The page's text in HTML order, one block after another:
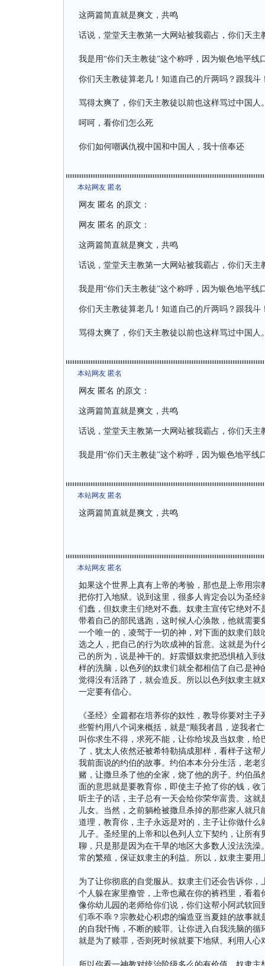
这两篇简直就是爽文，共鸣
话说，堂堂天主教第一大网站被我霸占，你们天主
我是用“你们天主教徒”这个称呼，因为银色地平线
你们天主教徒算老几！知道自己的斤两吗？跟我斗
骂得太爽了，你们天主教徒以前也这样骂过中国人
呵呵，看你们怎么死
你们如何嘲讽仇视中国和中国人，我十倍奉还
本站网友 匿名
网友 匿名 的原文：
网友 匿名 的原文：
这两篇简直就是爽文，共鸣
话说，堂堂天主教第一大网站被我霸占，你们天主
我是用“你们天主教徒”这个称呼，因为银色地平线
你们天主教徒算老几！知道自己的斤两吗？跟我斗
骂得太爽了，你们天主教徒以前也这样骂过中国人
本站网友 匿名
网友 匿名 的原文：
这两篇简直就是爽文，共鸣
话说，堂堂天主教第一大网站被我霸占，你们天主
我是用“你们天主教徒”这个称呼，因为银色地平线
本站网友 匿名
这两篇简直就是爽文，共鸣
本站网友 匿名
如果这个世界上真有上帝的考验，那也是上帝用
把你打入地狱。说到这里，很多人肯定会以为圣
们蠢，但奴隶主们绝对不蠢。奴隶主宣传它绝对
带着自己的部民逃跑，这时候人心涣散，他就需
一个唯一的，凌驾于一切的神，对下面的奴隶们
选之人，把自己的行为吹成神的旨意。这就是为
己的所为，说是神干的。好震慑奴隶把恐惧植入
样的洗脑，以色列的奴隶们就全都相信了自己是
觉得没有活路了，就会造反。所以以色列奴隶主
一定要有信心。
《圣经》全篇都在培养你的奴性，教导你要对主
些誓约用八个词来概括，就是“顺我者昌，逆我者
叫你求生不得，求死不能，让你给埃及当奴隶，
了，犹太人依然还被希特勒搞成那样，看样子这
我前面说的约伯的故事。约伯本本分分生活，老
赌，让撒旦杀了他的全家，烧了他的房子。约伯
面的意思就是要教育你，即使主子抢了你的钱，
听主子的话，主子总有一天会给你荣华富贵。这
儿女。当然，之前躺枪被撒旦杀掉的那些家人就
道理，教育你，主子永远是对的，主子让你做什
儿子。圣经里的上帝和以色列人立下契约，让所
聊，只是那是因为在干旱的地区大多数人没法洗
常的繁殖，保证奴隶主的利益。所以，奴隶主要
为了让你彻底的自觉服从。奴隶主们还会告诉你
个人躲在家里撸管，上帝也藏在你的裤裆里，看着
像你幼儿园的老师给你们说，你们这帮小阿武软
们乖不乖？宗教处心积虑的编造亚当夏娃的故事
的自我忏悔，不断的赎罪。让你进入自我洗脑的
就是为了赎罪，否则死时候就要下地狱。利用人心